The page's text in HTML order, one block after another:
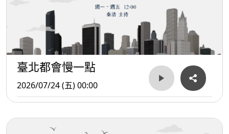
臺北都會慢一點
2026/07/24 (五) 00:00